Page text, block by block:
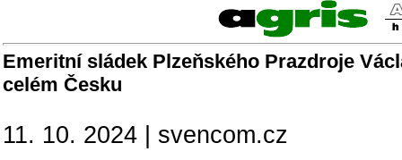
Emeritní sládek Plzeňského Prazdroje
celém Česku
11. 10. 2024 | svencom.cz